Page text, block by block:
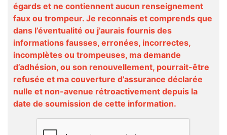
égards et ne contiennent aucun renseignement
faux ou trompeur. Je reconnais et comprends que
dans l’éventualité ou j’aurais fournis des
informations fausses, erronées, incorrectes,
incomplètes ou trompeuses, ma demande
d’adhésion, ou son renouvellement, pourrait-être
refusée et ma couverture d’assurance déclarée
nulle et non-avenue rétroactivement depuis la
date de soumission de cette information.